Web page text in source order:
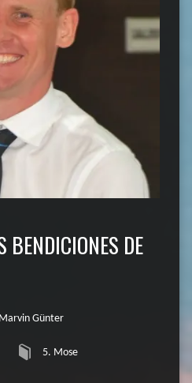
BENDICIONES DE
Marvin Günter
5. Mose